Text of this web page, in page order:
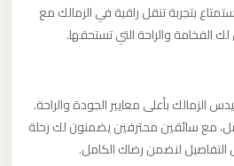
بتجربة تنقل راقية في الزمالك مع
والراحة التي تستحقها.
الزمالك بأعلى معايير الجودة والراحة.
مع سائقين محترفين يضمنون لك رحلة
لنضمن رضاك الكامل.